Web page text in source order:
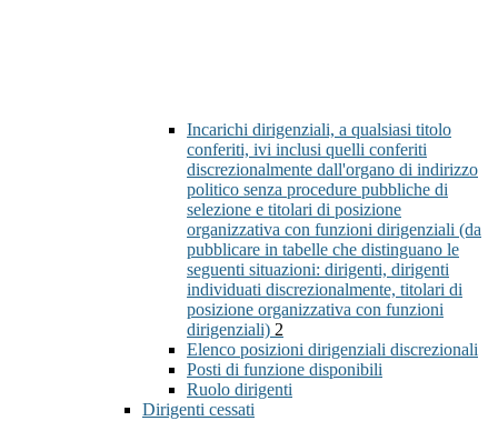
Incarichi dirigenziali, a qualsiasi titolo
conferiti, ivi inclusi quelli conferiti
discrezionalmente dall'organo di indirizzo
politico senza procedure pubbliche di
selezione e titolari di posizione
organizzativa con funzioni dirigenziali (da
pubblicare in tabelle che distinguano le
seguenti situazioni: dirigenti, dirigenti
individuati discrezionalmente, titolari di
posizione organizzativa con funzioni
dirigenziali) 2
Elenco posizioni dirigenziali discrezionali
Posti di funzione disponibili
Ruolo dirigenti
Dirigenti cessati